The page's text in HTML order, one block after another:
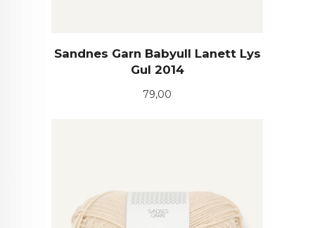
Sandnes Garn Babyull Lanett Lys
Gul 2014
Pris
79,00